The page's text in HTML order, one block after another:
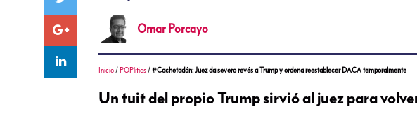
Omar Porcayo
Inicio / POPlitics /#Cachetadón: Juez da severo revés a Trump y ordena reestablecer DACA temporalmente
Un tuit del propio Trump sirvió al juez para